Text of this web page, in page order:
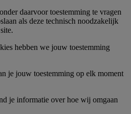
daarvoor toestemming te vragen
als deze technisch noodzakelijk
hebben we jouw toestemming
je jouw toestemming op elk moment
je informatie over hoe wij omgaan